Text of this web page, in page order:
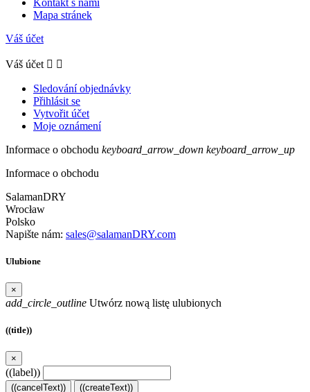
Mapa stránek
Váš účet
Váš účet  
Sledování objednávky
Přihlásit se
Vytvořit účet
Moje oznámení
Informace o obchodu keyboard_arrow_down keyboard_arrow_up
Informace o obchodu
SalamanDRY
Wrocław
Polsko
Napište nám: sales@salamanDRY.com
Ulubione
×
add_circle_outline Utwórz nową listę ulubionych
((title))
×
((label))
((cancelText)) ((createText))